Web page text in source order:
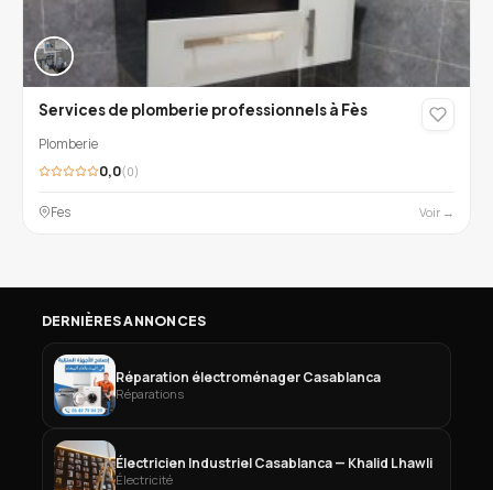
Services de plomberie professionnels à Fès
Plomberie
0,0(0)
Fes Voir →
DERNIÈRES ANNONCES
Réparation électroménager Casablanca
Réparations
Électricien Industriel Casablanca — Khalid Lhawli
Électricité